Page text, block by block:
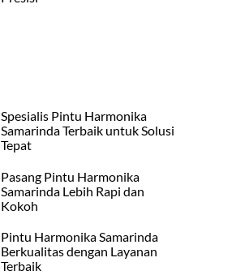
Spesialis Pintu Harmonika
Samarinda Terbaik untuk Solusi
Tepat
Pasang Pintu Harmonika
Samarinda Lebih Rapi dan
Kokoh
Pintu Harmonika Samarinda
Berkualitas dengan Layanan
Terbaik